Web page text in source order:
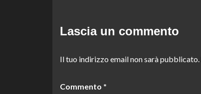
Lascia un commento
Il tuo indirizzo email non sarà pubblicato.
Commento *